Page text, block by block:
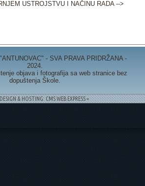
USTROJSTVU I NAČINU RADA -->
- SVA PRAVA PRIDRŽANA -
2024.
objava i fotografija sa web stranice bez
dopuštenja Škole.
& HOSTING: CMS WEB EXPRESS =